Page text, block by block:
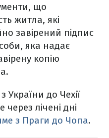
що
житла, які
завірений підпис
яка надає
копію
України до Чехії
лічені дні
з Праги до Чопа.